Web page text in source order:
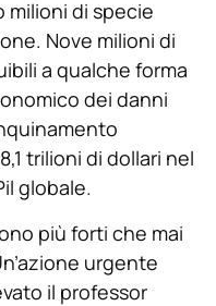
milioni di specie
Nove milioni di
a qualche forma
dei danni
trilioni di dollari nel
globale.
più forti che mai
urgente
il professor